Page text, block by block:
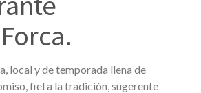
local y de temporada llena de
fiel a la tradición, sugerente